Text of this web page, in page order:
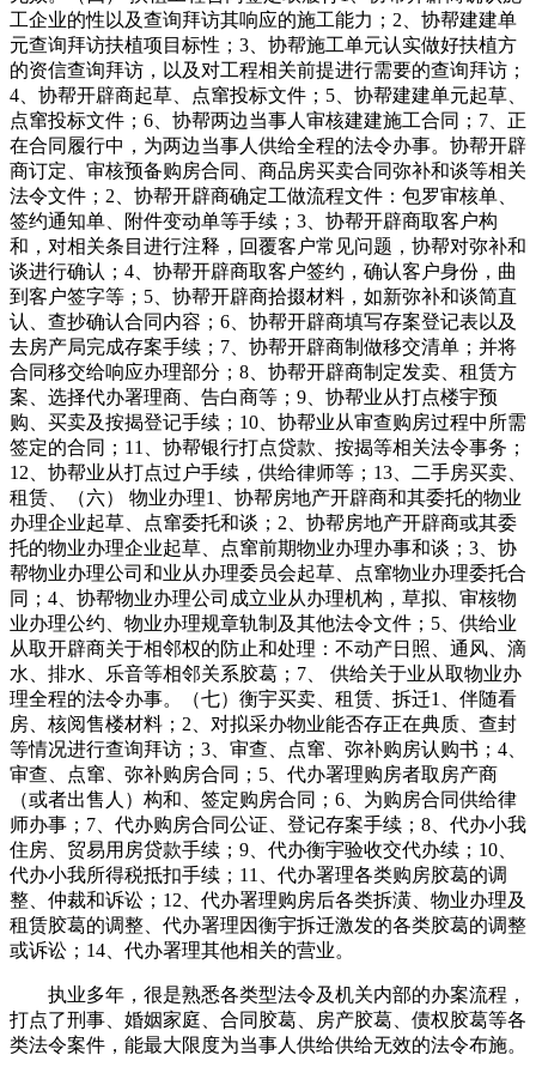
工企业的性以及查询拜访其响应的施工能力；2、协帮建建单
元查询拜访扶植项目标性；3、协帮施工单元认实做好扶植方
的资信查询拜访，以及对工程相关前提进行需要的查询拜访；
4、协帮开辟商起草、点窜投标文件；5、协帮建建单元起草、
点窜投标文件；6、协帮两边当事人审核建建施工合同；7、正
在合同履行中，为两边当事人供给全程的法令办事。协帮开辟
商订定、审核预备购房合同、商品房买卖合同弥补和谈等相关
法令文件；2、协帮开辟商确定工做流程文件：包罗审核单、
签约通知单、附件变动单等手续；3、协帮开辟商取客户构
和，对相关条目进行注释，回覆客户常见问题，协帮对弥补和
谈进行确认；4、协帮开辟商取客户签约，确认客户身份，曲
到客户签字等；5、协帮开辟商拾掇材料，如新弥补和谈简直
认、查抄确认合同内容；6、协帮开辟商填写存案登记表以及
去房产局完成存案手续；7、协帮开辟商制做移交清单；并将
合同移交给响应办理部分；8、协帮开辟商制定发卖、租赁方
案、选择代办署理商、告白商等；9、协帮业从打点楼宇预
购、买卖及按揭登记手续；10、协帮业从审查购房过程中所需
签定的合同；11、协帮银行打点贷款、按揭等相关法令事务；
12、协帮业从打点过户手续，供给律师等；13、二手房买卖、
租赁、（六） 物业办理1、协帮房地产开辟商和其委托的物业
办理企业起草、点窜委托和谈；2、协帮房地产开辟商或其委
托的物业办理企业起草、点窜前期物业办理办事和谈；3、协
帮物业办理公司和业从办理委员会起草、点窜物业办理委托合
同；4、协帮物业办理公司成立业从办理机构，草拟、审核物
业办理公约、物业办理规章轨制及其他法令文件；5、供给业
从取开辟商关于相邻权的防止和处理：不动产日照、通风、滴
水、排水、乐音等相邻关系胶葛；7、 供给关于业从取物业办
理全程的法令办事。（七）衡宇买卖、租赁、拆迁1、伴随看
房、核阅售楼材料；2、对拟采办物业能否存正在典质、查封
等情况进行查询拜访；3、审查、点窜、弥补购房认购书；4、
审查、点窜、弥补购房合同；5、代办署理购房者取房产商
（或者出售人）构和、签定购房合同；6、为购房合同供给律
师办事；7、代办购房合同公证、登记存案手续；8、代办小我
住房、贸易用房贷款手续；9、代办衡宇验收交代办续；10、
代办小我所得税抵扣手续；11、代办署理各类购房胶葛的调
整、仲裁和诉讼；12、代办署理购房后各类拆潢、物业办理及
租赁胶葛的调整、代办署理因衡宇拆迁激发的各类胶葛的调整
或诉讼；14、代办署理其他相关的营业。
执业多年，很是熟悉各类型法令及机关内部的办案流程，
打点了刑事、婚姻家庭、合同胶葛、房产胶葛、债权胶葛等各
类法令案件，能最大限度为当事人供给供给无效的法令布施。